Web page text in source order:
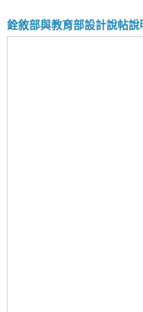
銓敘部與教育部設計說帖